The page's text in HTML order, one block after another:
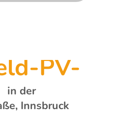
PV-
inder
Innsbruck